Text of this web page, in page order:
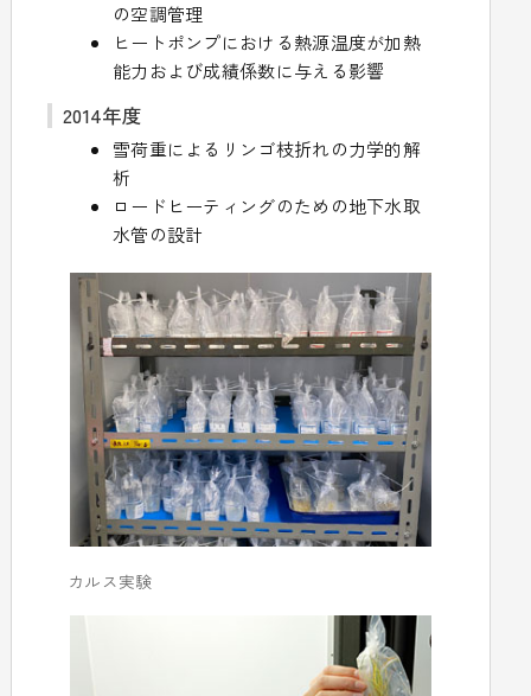
の空調管理
ヒートポンプにおける熱源温度が加熱
能力および成績係数に与える影響
2014年度
雪荷重によるリンゴ枝折れの力学的解
析
ロードヒーティングのための地下水取
水管の設計
カルス実験